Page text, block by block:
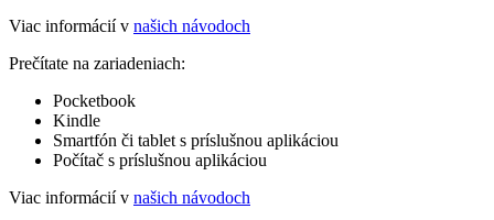
Viac informácií v našich návodoch
Prečítate na zariadeniach:
Pocketbook
Kindle
Smartfón či tablet s príslušnou aplikáciou
Počítač s príslušnou aplikáciou
Viac informácií v našich návodoch